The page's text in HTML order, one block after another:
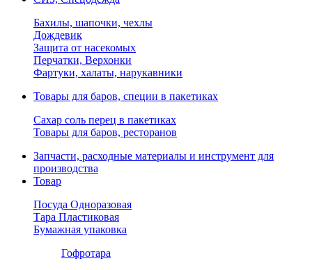
Бахилы, шапочки, чехлы
Дождевик
Защита от насекомых
Перчатки, Верхонки
Фартуки, халаты, нарукавники
Товары для баров, специи в пакетиках
Сахар соль перец в пакетиках
Товары для баров, ресторанов
Запчасти, расходные материалы и инструмент для
производства
Товар
Посуда Одноразовая
Тара Пластиковая
Бумажная упаковка
Гофротара